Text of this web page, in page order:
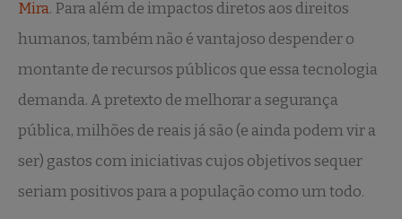
Mira. Para além de impactos diretos aos direitos
humanos, também não é vantajoso despender o
montante de recursos públicos que essa tecnologia
demanda. A pretexto de melhorar a segurança
pública, milhões de reais já são (e ainda podem vir a
ser) gastos com iniciativas cujos objetivos sequer
seriam positivos para a população como um todo.